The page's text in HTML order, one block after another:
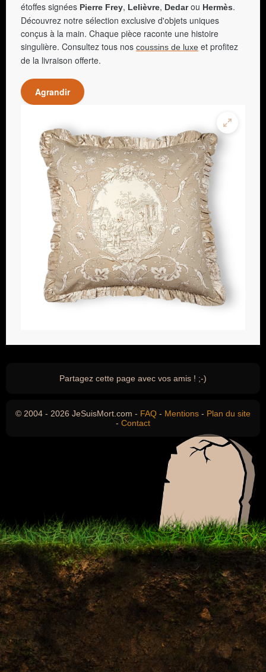
étoffes signées Pierre Frey, Lelièvre, Dedarou Hermès.
Découvrez notre sélection exclusive d'objets uniques
conçus à la main. Chaque pièce raconte une histoire
singulière. Consultez tous nos coussins de luxe et profitez
de la livraison offerte.
Agrandir
Partagez cette page avec vos amis ! ;-)
© 2004 - 2026 JeSuisMort.com - FAQ - Mentions - Plan du site
- Contact